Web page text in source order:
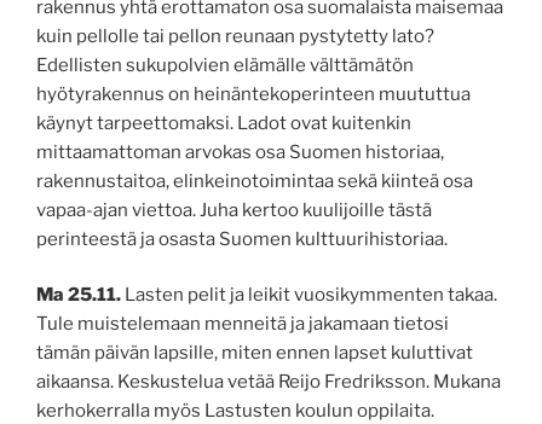
rakennus yhtä erottamaton osa suomalaista maisemaa
kuin pellolle tai pellon reunaan pystytetty lato?
Edellisten sukupolvien elämälle välttämätön
hyötyrakennus on heinäntekoperinteen muututtua
käynyt tarpeettomaksi. Ladot ovat kuitenkin
mittaamattoman arvokas osa Suomen historiaa,
rakennustaitoa, elinkeinotoimintaa sekä kiinteä osa
vapaa-ajan viettoa. Juha kertoo kuulijoille tästä
perinteestä ja osasta Suomen kulttuurihistoriaa.
Ma 25.11. Lasten pelit ja leikit vuosikymmenten takaa.
Tule muistelemaan menneitä ja jakamaan tietosi
tämän päivän lapsille, miten ennen lapset kuluttivat
aikaansa. Keskustelua vetää Reijo Fredriksson. Mukana
kerhokerralla myös Lastusten koulun oppilaita.